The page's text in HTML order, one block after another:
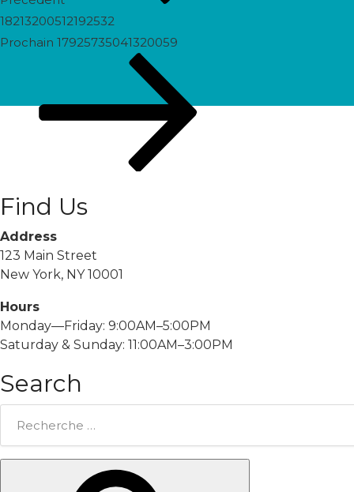
18213200512192532
Prochain
Prochain 17925735041320059
Find Us
Address
123 Main Street
New York, NY 10001
Hours
Monday—Friday: 9:00AM–5:00PM
Saturday & Sunday: 11:00AM–3:00PM
Search